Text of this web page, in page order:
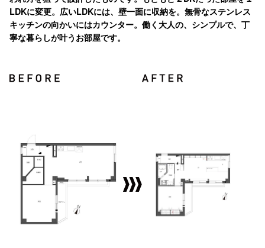
LDKに変更。広いLDKには、壁一面に収納を。無骨なステンレス
キッチンの向かいにはカウンター。働く大人の、シンプルで、丁
寧な暮らしが叶うお部屋です。